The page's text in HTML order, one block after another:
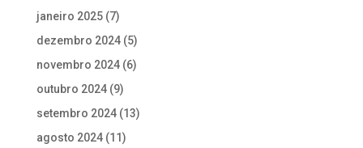
janeiro 2025(7)
dezembro 2024(5)
novembro 2024(6)
outubro 2024(9)
setembro 2024(13)
agosto 2024(11)